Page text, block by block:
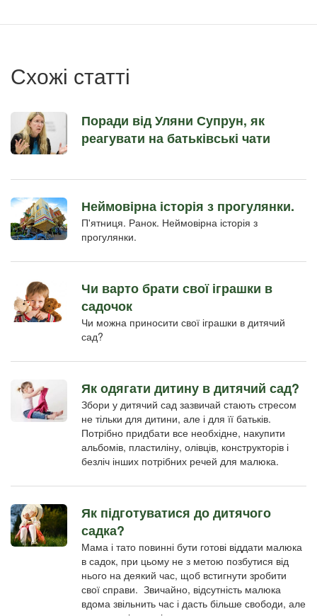
записи
Схожі статті
Поради від Уляни Супрун, як
реагувати на батьківські чати
Неймовірна історія з прогулянки.
П'ятниця. Ранок. Неймовірна історія з
прогулянки.
Чи варто брати свої іграшки в
садочок
Чи можна приносити свої іграшки в дитячий
сад?
Як одягати дитину в дитячий сад?
Збори у дитячий сад зазвичай стають стресом
не тільки для дитини, але і для її батьків.
Потрібно придбати все необхідне, накупити
альбомів, пластиліну, олівців, конструкторів і
безліч інших потрібних речей для малюка.
Як підготуватися до дитячого
садка?
Мама і тато повинні бути готові віддати малюка
в садок, при цьому не з метою позбутися від
нього на деякий час, щоб встигнути зробити
свої справи. Звичайно, відсутність малюка
вдома звільнить час і дасть більше свободи, але